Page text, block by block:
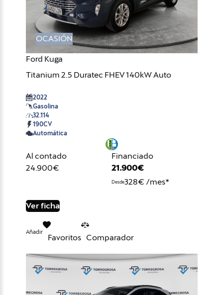
OCASIÓN
Ford Kuga
Titanium 2.5 Duratec FHEV 140kW Auto
2022
Gasolina
32.114
190CV
Automática
Al contado
24.900€
Financiado
21.900€
Desde328€ /mes*
Ver ficha
Añadir
Favoritos Comparador